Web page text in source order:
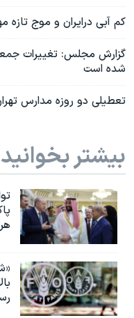
کم آبی درایران و موج تازه
گزارش مجلس: تغییرات
شده است
تعطیلی دو روزه مدارس
بیشتر بخوانید